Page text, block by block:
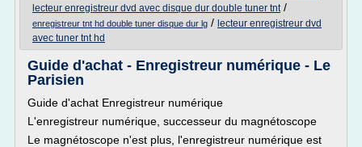
lecteur enregistreur dvd avec disque dur double tuner tnt/
enregistreur tnt hd double tuner disque dur lg / lecteur enregistreur dvd
avec tuner tnt hd
Guide d'achat - Enregistreur numérique - Le
Parisien
Guide d'achat Enregistreur numérique
L'enregistreur numérique, successeur du magnétoscope
Le magnétoscope n'est plus, l'enregistreur numérique est